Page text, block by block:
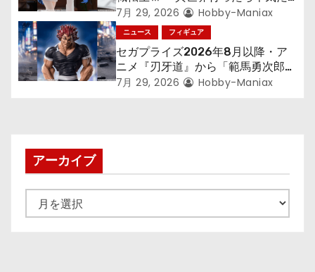
す～』から「ロキシー」のフィギュ
アが登場！
7月 29, 2026 Hobby-Maniax
ニュース フィギュア
セガプライズ2026年8月以降・ア
ニメ『刃牙道』から「範馬勇次郎」
が登場ッッ!!
7月 29, 2026 Hobby-Maniax
アーカイブ
ー